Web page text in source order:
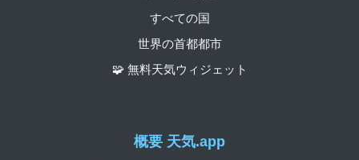
概要 天気.app
すべての国
世界の首都都市
🧩 無料天気ウィジェット